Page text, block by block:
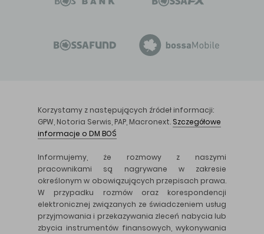
Korzystamy z następujących źródeł informacji:
GPW, Notoria Serwis, PAP, Macronext. Szczegółowe
informacje o DM BOŚ
Informujemy, że rozmowy z naszymi
pracownikami są nagrywane w zakresie
określonym w obowiązujących przepisach prawa.
W przypadku rozmów oraz korespondencji
elektronicznej związanych ze świadczeniem usług
przyjmowania i przekazywania zleceń nabycia lub
zbycia instrumentów finansowych, wykonywania